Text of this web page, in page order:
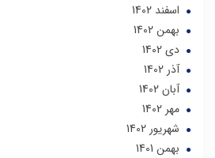
اسفند 1402
بهمن 1402
دی 1402
آذر 1402
آبان 1402
مهر 1402
شهریور 1402
بهمن 1401